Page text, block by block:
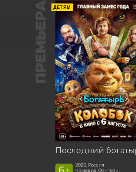
ПРЕМЬЕРА ДЕТЯМ
+
2026, Россия
Комедия, Фэнтези,